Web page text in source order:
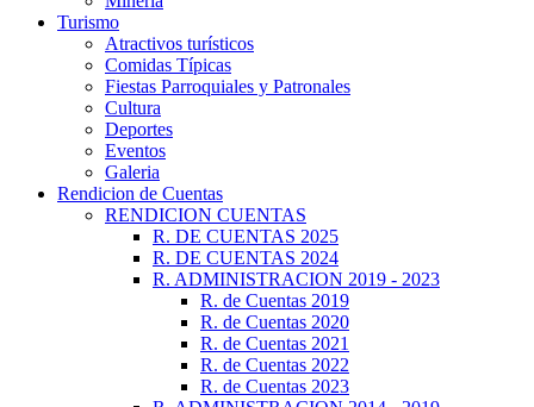
Turismo
Atractivos turísticos
Comidas Típicas
Fiestas Parroquiales y Patronales
Cultura
Deportes
Eventos
Galeria
Rendicion de Cuentas
RENDICION CUENTAS
R. DE CUENTAS 2025
R. DE CUENTAS 2024
R. ADMINISTRACION 2019 - 2023
R. de Cuentas 2019
R. de Cuentas 2020
R. de Cuentas 2021
R. de Cuentas 2022
R. de Cuentas 2023